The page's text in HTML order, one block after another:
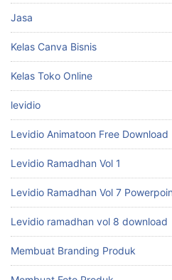
Levidio Ramadhan Vol 7 Powerpoint
Levidio ramadhan vol 8 download
Membuat Branding Produk
Membuat Foto Produk
Membuat Gambar 3D
membuat gambar dengan ai
Membuat Gambar Natural
Membuat Karikatur
Membuat Maskot